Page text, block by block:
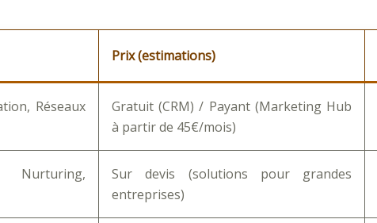
Prix (estimations)
Réseaux
Gratuit (CRM) / Payant (Marketing Hub
à partir de 45€/mois)
Nurturing,
Sur devis (solutions pour grandes
entreprises)